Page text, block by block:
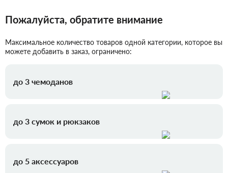
Пожалуйста, обратите внимание
Максимальное количество товаров одной категории, которое вы
можете добавить в заказ, ограничено:
до 3 чемоданов
до 3 сумок и рюкзаков
до 5 аксессуаров